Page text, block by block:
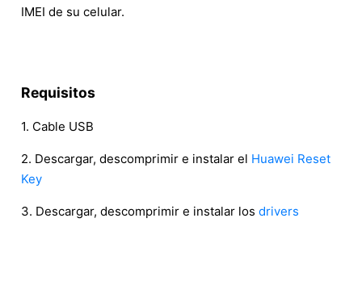
IMEI de su celular.
Requisitos
1. Cable USB
2. Descargar, descomprimir e instalar el Huawei Reset
Key
3. Descargar, descomprimir e instalar los drivers